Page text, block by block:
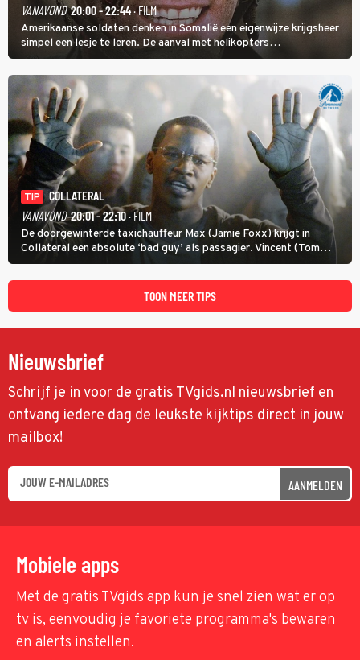
VANAVOND 20:00 - 22:44· FILM
Amerikaanse soldaten denken in Somalië een eigenwijze krijgsheer
simpel een lesje te leren. De aanval met helikopters
verloopt in Black Hawk down dramatisch.
TIP
COLLATERAL
VANAVOND 20:01 - 22:10· FILM
De doorgewinterde taxichauffeur Max (Jamie Foxx) krijgt in
Collateral een absolute ‘bad guy’ als passagier. Vincent (Tom
Cruise) heeft hem nodig om hem de stad door te loodsen om een
wel heel lugubere reden.
TOON MEER TIPS
Nieuwsbrief
Schrijf je in voor de gratis TVgids.nl nieuwsbrief en
ontvang iedere dag de leukste kijktips direct in jouw
mailbox!
AANMELDEN
Mobiele apps
Met de gratis TVgids app kun je snel zien wat er op
tv is, eenvoudig je favoriete programma's bewaren
en alerts instellen.